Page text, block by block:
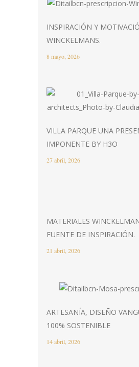
INSPIRACIÓN Y
WINCKELMANS.
8 mayo, 2026
VILLA PARQUE UNA
IMPONENTE BY H3O
27 abril, 2026
MATERIALES
FUENTE DE INSPIRACIÓN.
21 abril, 2026
ARTESANÍA, DISEÑO
100% SOSTENIBLE
14 abril, 2026